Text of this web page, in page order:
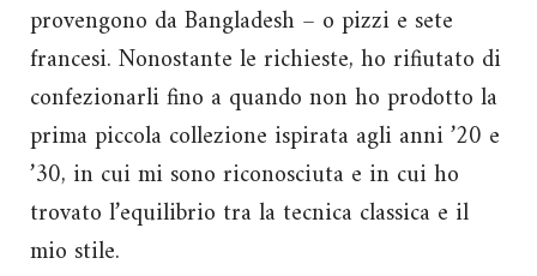
provengono da Bangladesh – o pizzi e sete
francesi. Nonostante le richieste, ho rifiutato di
confezionarli fino a quando non ho prodotto la
prima piccola collezione ispirata agli anni ’20 e
’30, in cui mi sono riconosciuta e in cui ho
trovato l’equilibrio tra la tecnica classica e il
mio stile.